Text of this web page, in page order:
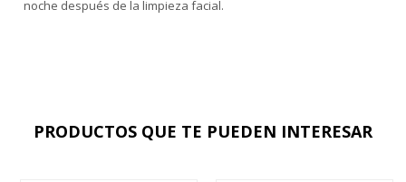
noche después de la limpieza facial.
PRODUCTOS QUE TE PUEDEN INTERESAR